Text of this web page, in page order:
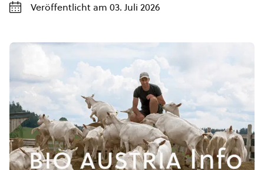
Veröffentlicht am 03. Juli 2026